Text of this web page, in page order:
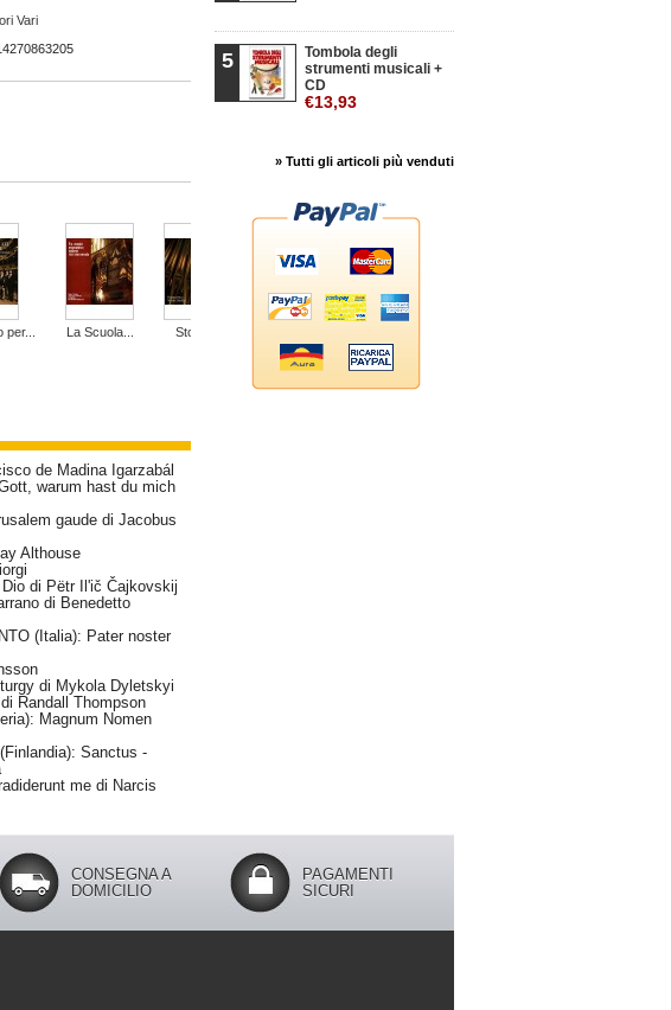
Vari
La Scuola... Storici...
de Madina Igarzabál
warum hast du mich
gaude di Jacobus
Althouse
di Pëtr Il'ič Čajkovskij
di Benedetto
(Italia): Pater noster
di Mykola Dyletskyi
Randall Thompson
Magnum Nomen
Sanctus -
me di Narcis
5
Tombola degli
strumenti musicali +
CD
€13,93
» Tutti gli articoli più venduti
CONSEGNA A
DOMICILIO
PAGAMENTI
SICURI